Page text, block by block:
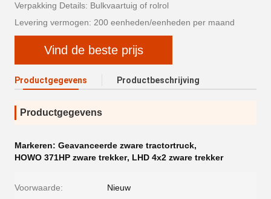
Verpakking Details: Bulkvaartuig of rolrol
Levering vermogen: 200 eenheden/eenheden per maand
Vind de beste prijs
Productgegevens Productbeschrijving
Productgegevens
Markeren: Geavanceerde zware tractortruck,
HOWO 371HP zware trekker, LHD 4x2 zware trekker
Voorwaarde: Nieuw